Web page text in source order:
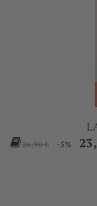
Prezzo
24,90 € -5%